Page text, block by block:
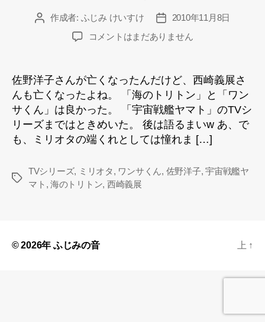
投 作成者: ふじみ けいすけ
投
稿
日
2010年11月8日
佐
子
さ
ん
が
亡
く
っ
た
へ
コメントはまだありません
佐野洋子さんが亡くなったんだけど、西崎義展さ
んも亡くなったよね。 「海のトリトン」と「ワン
サくん」は良かった。 「宇宙戦艦ヤマト」のTVシ
リーズまではときめいた。 後は語るまいw あ、で
も、ミリオタの端くれとしては憧れま […]
タ
TVシリーズ, ミリオタ , ワンサくん, 佐野洋子,宇宙戦艦ヤ
マト , 海のトリトン, 西崎義展
© 2026年 ふじみの音 上 ↑